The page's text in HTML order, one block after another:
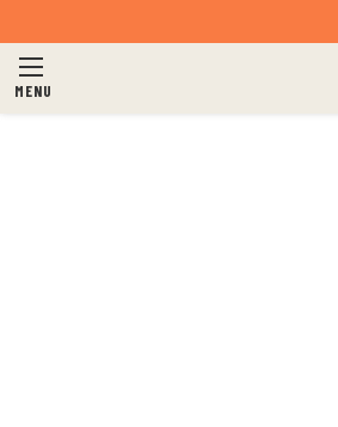
MENU